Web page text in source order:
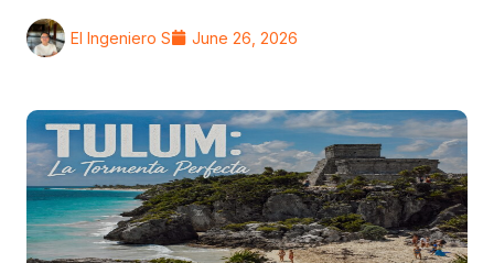
El Ingeniero S June 26, 2026